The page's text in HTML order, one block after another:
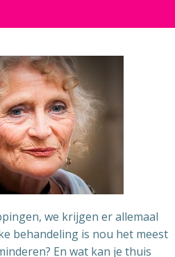
we krijgen er allemaal
behandeling is nou het meest
En wat kan je thuis